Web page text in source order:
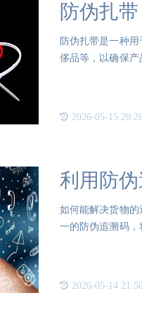
防伪扎
防伪扎带是一种
侈品等，以确保
2026-05-15
利用防
如何能解决货物
一的防伪追溯码
2026-05-14